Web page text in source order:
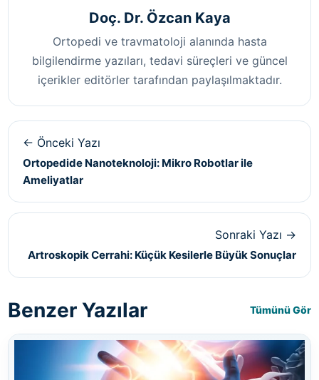
Doç. Dr. Özcan Kaya
Ortopedi ve travmatoloji alanında hasta
bilgilendirme yazıları, tedavi süreçleri ve güncel
içerikler editörler tarafından paylaşılmaktadır.
← Önceki Yazı
Ortopedide Nanoteknoloji: Mikro Robotlar ile
Ameliyatlar
Sonraki Yazı →
Artroskopik Cerrahi: Küçük Kesilerle Büyük Sonuçlar
Benzer Yazılar Tümünü Gör